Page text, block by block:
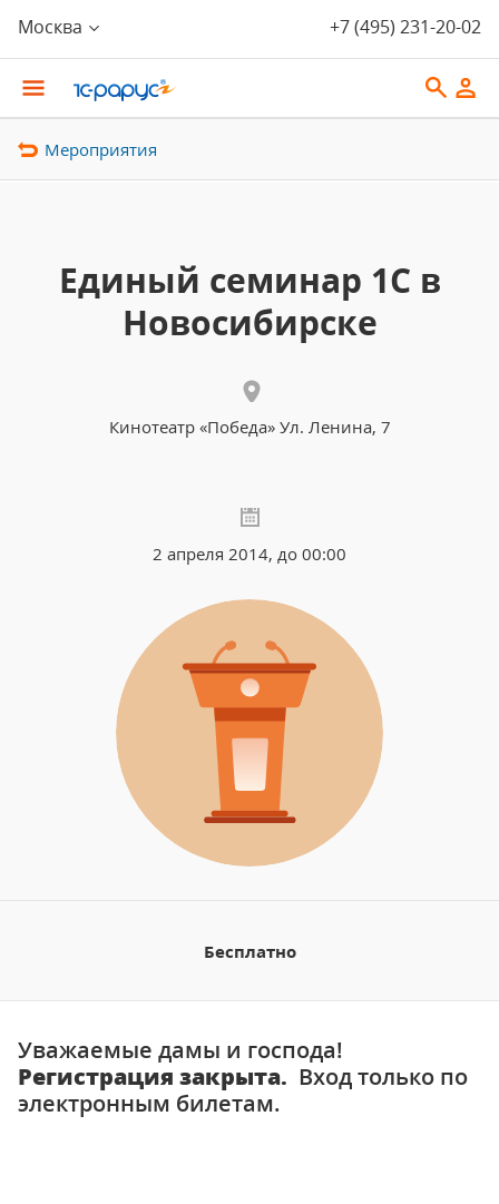
Москва +7 (495) 231-20-02
Мероприятия
Единый семинар 1С в
Новосибирске
Кинотеатр «Победа» Ул. Ленина, 7
2 апреля 2014, до 00:00
Бесплатно
Уважаемые дамы и господа!
Регистрация закрыта. Вход только по
электронным билетам.